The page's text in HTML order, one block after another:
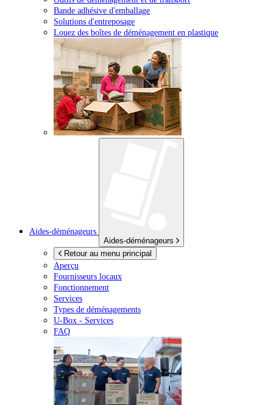
Bande adhésive d'emballage
Solutions d'entreposage
Louez des boîtes de déménagement en plastique
Aides-déménageurs
Aides-déménageurs
Retour au menu principal
Aperçu
Fournisseurs locaux
Fonctionnement
Services
Types de déménagements
U-Box - Services
FAQ